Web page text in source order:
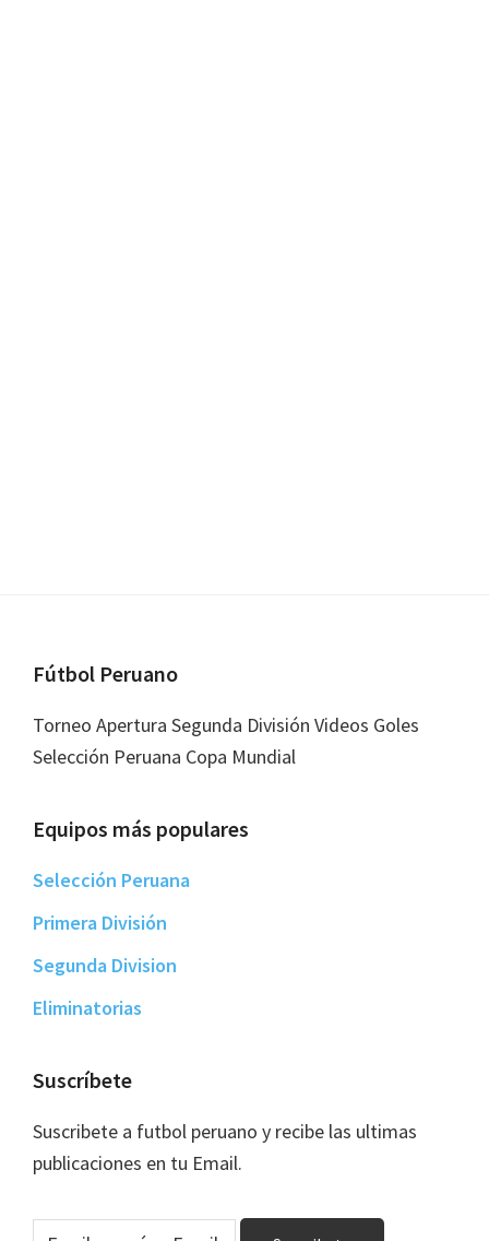
Footer
Fútbol Peruano
Torneo Apertura Segunda División Videos Goles
Selección Peruana Copa Mundial
Equipos más populares
Selección Peruana
Primera División
Segunda Division
Eliminatorias
Suscríbete
Suscribete a futbol peruano y recibe las ultimas
publicaciones en tu Email.